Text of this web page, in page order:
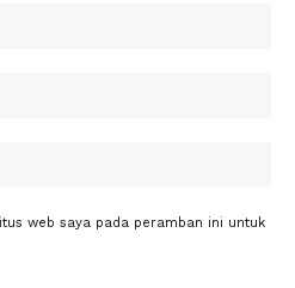
web saya pada peramban ini untuk